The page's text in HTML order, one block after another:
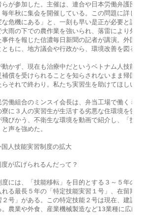
が参加した。主催は、連合や日本労働弁護団
年秋に集会を開催している。この問題に詳し
危機にある」と、一刻も早い是正が必要と語
雨の下での農作業を強いられ、落雷により外
件を報じた信濃毎日新聞の記者が講演。外国
もに、地方議会や行政から、環境改善を図る
かず、現在も治療中だというベトナム人技能
償を受けられることを知らされないまま帰国
それで終わり。私たち実習生を助けてほしい
働組合のミンスイ会長は、弁当工場で働くミ
に３人の実習生が生活する劣悪な住環境を告
びかう、不衛生な環境を動画で紹介し、「技
声を強めた。
人技能実習制度の拡大
が広げられるんだって？
には、「技能移転」を目的とする３～５年の
る最長５年の「特定技能実習１号」、在留期
号」がある。この特定技能２号は現在、建設
農業や外食、産業機械製造など13業種に広げ